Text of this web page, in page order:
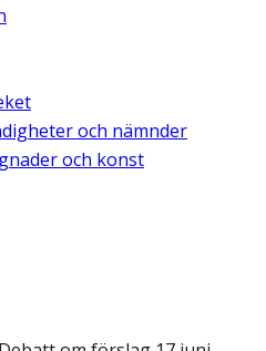
och nämnder
och konst